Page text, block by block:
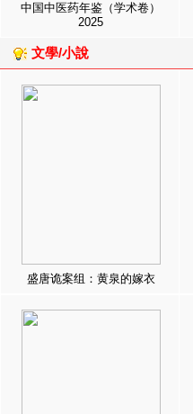
中国中医药年鉴（学术卷）
2025
文學/小說
盛唐诡案组：黄泉的嫁衣